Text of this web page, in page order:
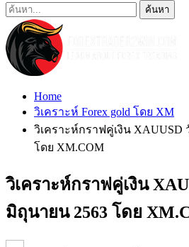
Home
วิเคราะห์ Forex gold โดย XM
วิเคราะห์กราฟคู่เงิน XAUUSD
โดย XM.COM
วิเคราะห์กราฟคู่เงิน
มิถุนายน 2563 โดย